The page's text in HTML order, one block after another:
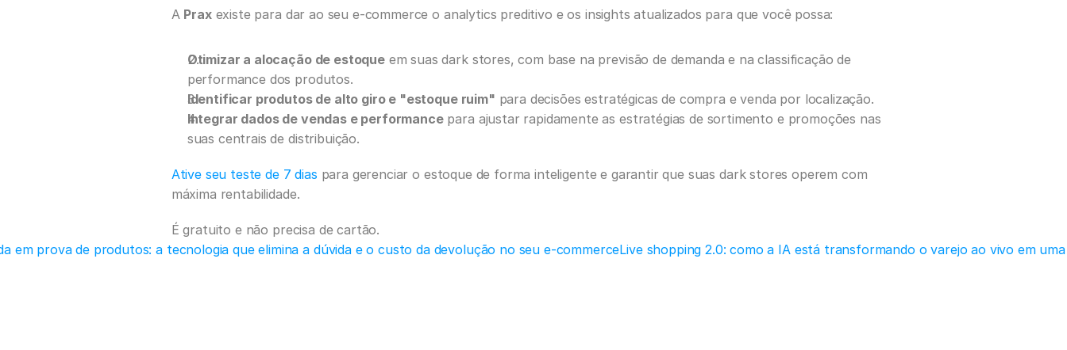
A Prax existe para dar ao seu e-commerce o analytics preditivo e os insights atualizados para que você possa:
Otimizar a alocação de estoque em suas dark stores, com base na previsão de demanda e na classificação de
performance dos produtos.
Identificar produtos de alto giro e "estoque ruim" para decisões estratégicas de compra e venda por localização.
Integrar dados de vendas e performance para ajustar rapidamente as estratégias de sortimento e promoções nas
suas centrais de distribuição.
Ative seu teste de 7 dias para gerenciar o estoque de forma inteligente e garantir que suas dark stores operem com
máxima rentabilidade.
É gratuito e não precisa de cartão.
em prova de produtos: a tecnologia que elimina a dúvida e o custo da devolução no seu e-commerceLive shopping 2.0: como a IA está transformando o varejo ao vivo em uma